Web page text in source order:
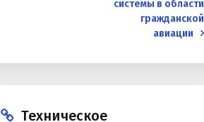
Узбекистан. В рамках нового договора
компания окажет техническую
системы в области
гражданской
авиации
Техническое